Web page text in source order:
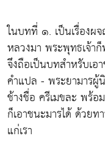
ในบทที่ ๑. เป็นเรื่องผ
หลวงมา พระพุทธเจ้าก็
จึงถือเป็นบทสำหรับเอ
คำแปล - พระยามาร
ช้างชื่อ ครีเมขละ พร้อ
ก็เอาชนะมารได้ ด้วย
แก่เรา